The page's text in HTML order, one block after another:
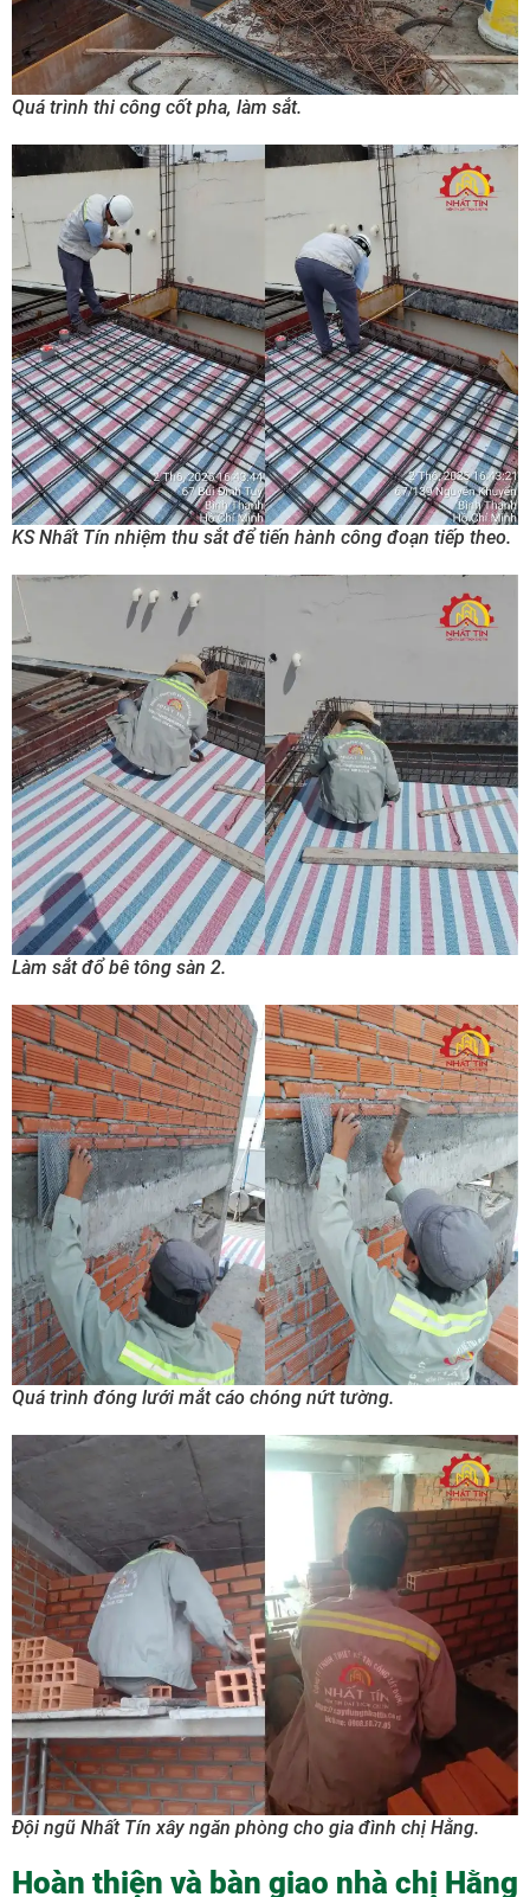
Quá trình thi công cốt pha, làm sắt.
KS Nhất Tín nhiệm thu sắt để tiến hành công đoạn tiếp theo.
Làm sắt đổ bê tông sàn 2.
Quá trình đóng lưới mắt cáo chóng nứt tường.
Đội ngũ Nhất Tín xây ngăn phòng cho gia đình chị Hằng.
Hoàn thiện và bàn giao nhà chị Hằng